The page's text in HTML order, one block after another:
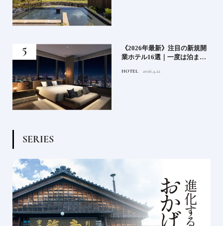
《2026年最新》注目の新規開
業ホテル16選｜一度は泊まり
ホテル
HOTEL 2026.4.22
SERIES